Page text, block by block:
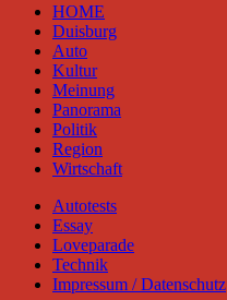
HOME
Duisburg
Auto
Kultur
Meinung
Panorama
Politik
Region
Wirtschaft
Autotests
Essay
Loveparade
Technik
Impressum / Datenschutz